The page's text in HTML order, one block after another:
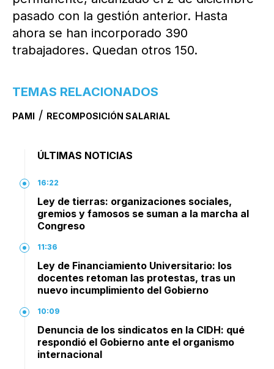
pasado con la gestión anterior. Hasta
ahora se han incorporado 390
trabajadores. Quedan otros 150.
TEMAS RELACIONADOS
PAMI / RECOMPOSICIÓN SALARIAL
ÚLTIMAS NOTICIAS
16:22
Ley de tierras: organizaciones sociales,
gremios y famosos se suman a la marcha al
Congreso
11:36
Ley de Financiamiento Universitario: los
docentes retoman las protestas, tras un
nuevo incumplimiento del Gobierno
10:09
Denuncia de los sindicatos en la CIDH: qué
respondió el Gobierno ante el organismo
internacional